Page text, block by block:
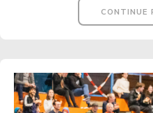
CONTINUE